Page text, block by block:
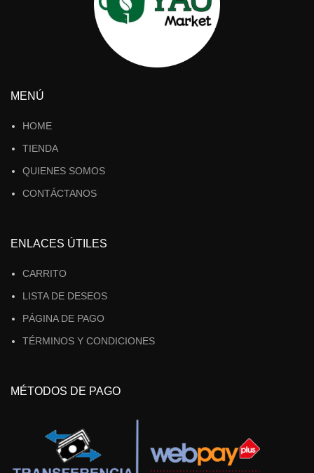
MENÚ
HOME
TIENDA
QUIENES SOMOS
CONTÁCTANOS
ENLACES ÚTILES
CARRITO
LISTA DE DESEOS
PÁGINA DE PAGO
TÉRMINOS Y CONDICIONES
MÉTODOS DE PAGO